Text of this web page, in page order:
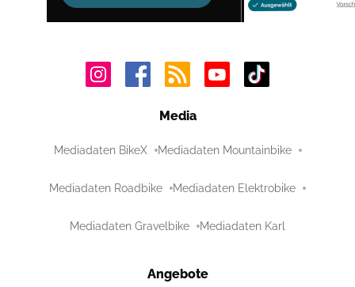
Media
Mediadaten BikeX Mediadaten Mountainbike
Mediadaten Roadbike Mediadaten Elektrobike
Mediadaten Gravelbike Mediadaten Karl
Angebote